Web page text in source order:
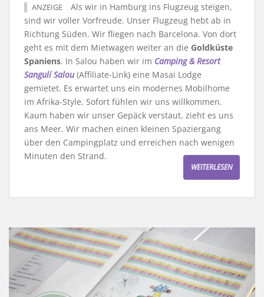
ANZEIGE
Als wir in Hamburg ins Flugzeug steigen,
sind wir voller Vorfreude. Unser Flugzeug hebt ab in
Richtung Süden. Wir fliegen nach Barcelona. Von dort
geht es mit dem Mietwagen weiter an die Goldküste
Spaniens. In Salou haben wir im Camping & Resort
Sangulí Salou (Affiliate-Link) eine Masai Lodge
gemietet. Es erwartet uns ein modernes Mobilhome
im Afrika-Style. Sofort fühlen wir uns willkommen.
Kaum haben wir unser Gepäck verstaut, zieht es uns
ans Meer. Wir machen einen kleinen Spaziergang
über den Campingplatz und erreichen nach wenigen
Minuten den Strand.
WEITERLESEN